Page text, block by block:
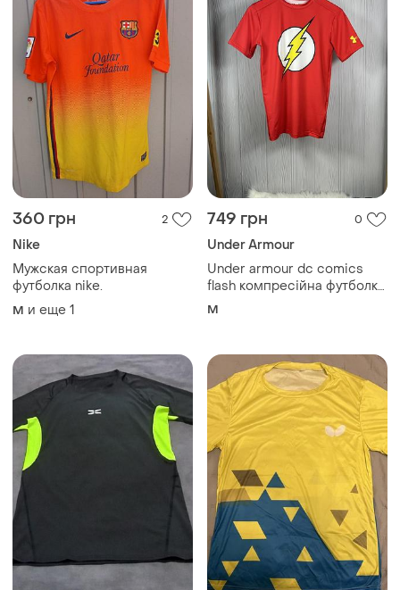
360 грн
Nike
Мужская спортивная
футболка nike.
M и еще 1
749 грн
Under Armour
Under armour dc comics
flash компресійна футболка
компресійка оригінал
M
120 грн
компрессионная футболка
65 грн 7
100 грн -35%
Спортивна футболка
чоловіча